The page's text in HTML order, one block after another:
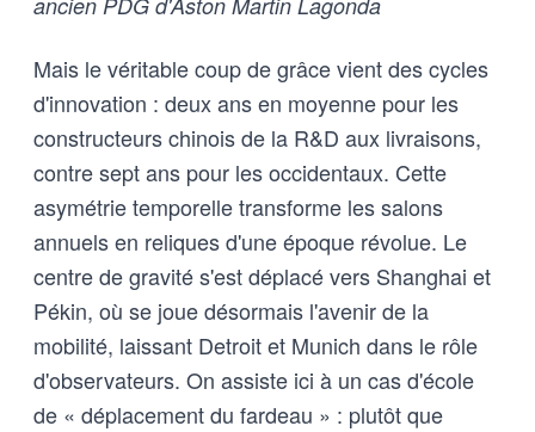
Mais le véritable coup de grâce vient des cycles
d'innovation : deux ans en moyenne pour les
constructeurs chinois de la R&D aux livraisons,
contre sept ans pour les occidentaux. Cette
asymétrie temporelle transforme les salons
annuels en reliques d'une époque révolue. Le
centre de gravité s'est déplacé vers Shanghai et
Pékin, où se joue désormais l'avenir de la
mobilité, laissant Detroit et Munich dans le rôle
d'observateurs. On assiste ici à un cas d'école
de « déplacement du fardeau » : plutôt que